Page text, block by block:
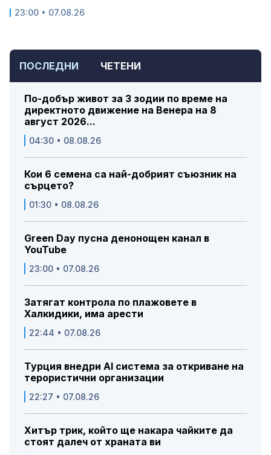
ПОСЛЕДНИ ЧЕТЕНИ
По-добър живот за 3 зодии по време на
директното движение на Венера на 8
август 2026...
04:30 • 08.08.26
Кои 6 семена са най-добрият съюзник на
сърцето?
01:30 • 08.08.26
Green Day пусна денонощен канал в
YouTube
23:00 • 07.08.26
Затягат контрола по плажовете в
Халкидики, има арести
22:44 • 07.08.26
Турция внедри AI система за откриване на
терористични организации
22:27 • 07.08.26
Хитър трик, който ще накара чайките да
стоят далеч от храната ви
23:00 • 07.08.26